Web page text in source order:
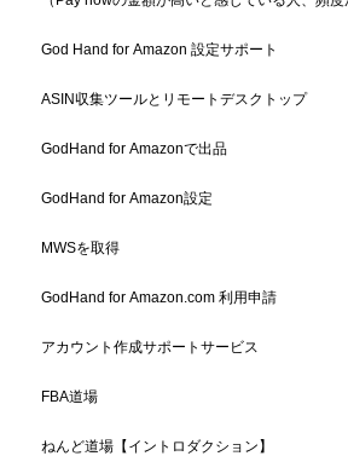
God Hand for Amazon 設定サポート
ASIN収集ツールとリモートデスクトップ
GodHand for Amazonで出品
GodHand for Amazon設定
MWSを取得
GodHand for Amazon.com 利用申請
アカウント作成サポートサービス
FBA道場
ねんど道場【イントロダクション】